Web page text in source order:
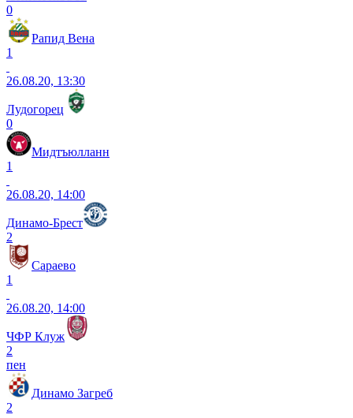
0
Рапид Вена
1
26.08.20, 13:30
Лудогорец
0
Мидтъюлланн
1
26.08.20, 14:00
Динамо-Брест
2
Сараево
1
26.08.20, 14:00
ЧФР Клуж
2
пен
Динамо Загреб
2